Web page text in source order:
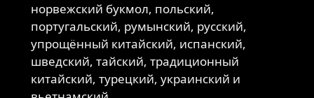
норвежский букмол, польский,
португальский, румынский, русский,
упрощённый китайский, испанский,
шведский, тайский, традиционный
китайский, турецкий, украинский и